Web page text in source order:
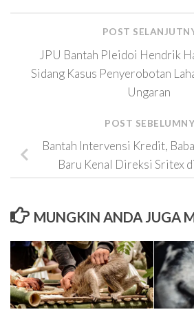
POST
JPU Bantah Pleidoi Hendrik
Sidang Kasus Penyerobotan
Ungaran
POST
Bantah Intervensi Kredit,
Baru Kenal Direksi Sritex
MUNGKIN ANDA JUGA